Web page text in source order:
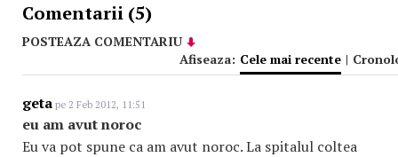
Comentarii (5)
POSTEAZA COMENTARIU
Afiseaza: Cele mai recente |
geta pe 2 Feb 2012, 11:51
eu am avut noroc
Eu va pot spune ca am avut noroc. La spitalul coltea